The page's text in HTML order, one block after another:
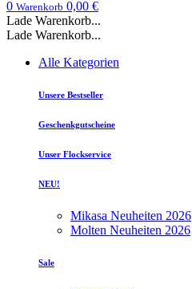
0 Warenkorb 0,00 €
Lade Warenkorb...
Lade Warenkorb...
Alle Kategorien
Unsere Bestseller
Geschenkgutscheine
Unser Flockservice
NEU!
Mikasa Neuheiten 2026
Molten Neuheiten 2026
Sale